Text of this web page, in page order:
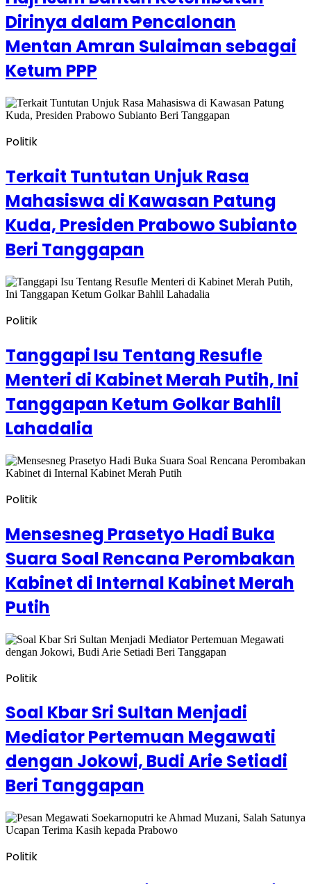
Dirinya dalam Pencalonan
Mentan Amran Sulaiman sebagai
Ketum PPP
Politik
Terkait Tuntutan Unjuk Rasa
Mahasiswa di Kawasan Patung
Kuda, Presiden Prabowo Subianto
Beri Tanggapan
Politik
Tanggapi Isu Tentang Resufle
Menteri di Kabinet Merah Putih, Ini
Tanggapan Ketum Golkar Bahlil
Lahadalia
Politik
Mensesneg Prasetyo Hadi Buka
Suara Soal Rencana Perombakan
Kabinet di Internal Kabinet Merah
Putih
Politik
Soal Kbar Sri Sultan Menjadi
Mediator Pertemuan Megawati
dengan Jokowi, Budi Arie Setiadi
Beri Tanggapan
Politik